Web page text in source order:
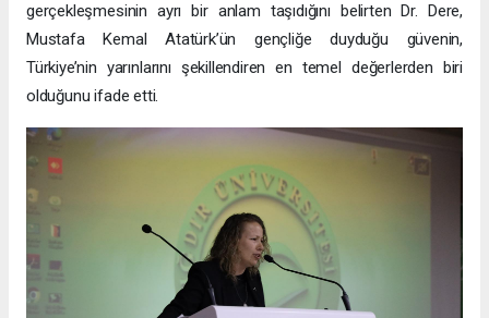
gerçekleşmesinin ayrı bir anlam taşıdığını belirten Dr. Dere,
Mustafa Kemal Atatürk’ün gençliğe duyduğu güvenin,
Türkiye’nin yarınlarını şekillendiren en temel değerlerden biri
olduğunu ifade etti.